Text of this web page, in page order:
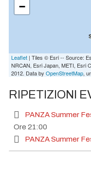
−
Leaflet | Tiles © Esri -- Source:
NRCAN, Esri Japan, METI, Esri
2012. Data by OpenStreetMap,
RIPETIZIONI
PANZA Summer
Ore 21:00
PANZA Summer
Ore 21:00